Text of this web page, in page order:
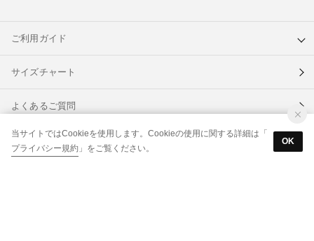
ご利用ガイド
サイズチャート
よくあるご質問
BtoB（卸ご希望の企業様へ）
当サイトではCookieを使用します。Cookieの使用に関する詳細は「
プライバシー規約 」をご覧ください。
OK